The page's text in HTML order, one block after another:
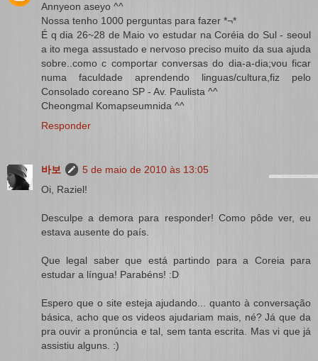
Annyeon aseyo ^^
Nossa tenho 1000 perguntas para fazer *¬*
É q dia 26~28 de Maio vo estudar na Coréia do Sul - seoul
a ito mega assustado e nervoso preciso muito da sua ajuda
sobre..como c comportar conversas do dia-a-dia;vou ficar
numa faculdade aprendendo linguas/cultura,fiz pelo
Consolado coreano SP - Av. Paulista ^^
Cheongmal Komapseumnida ^^
Responder
바보
5 de maio de 2010 às 13:05
Oi, Raziel!
Desculpe a demora para responder! Como pôde ver, eu
estava ausente do país.
Que legal saber que está partindo para a Coreia para
estudar a língua! Parabéns! :D
Espero que o site esteja ajudando... quanto à conversação
básica, acho que os videos ajudariam mais, né? Já que da
pra ouvir a pronúncia e tal, sem tanta escrita. Mas vi que já
assistiu alguns. :)